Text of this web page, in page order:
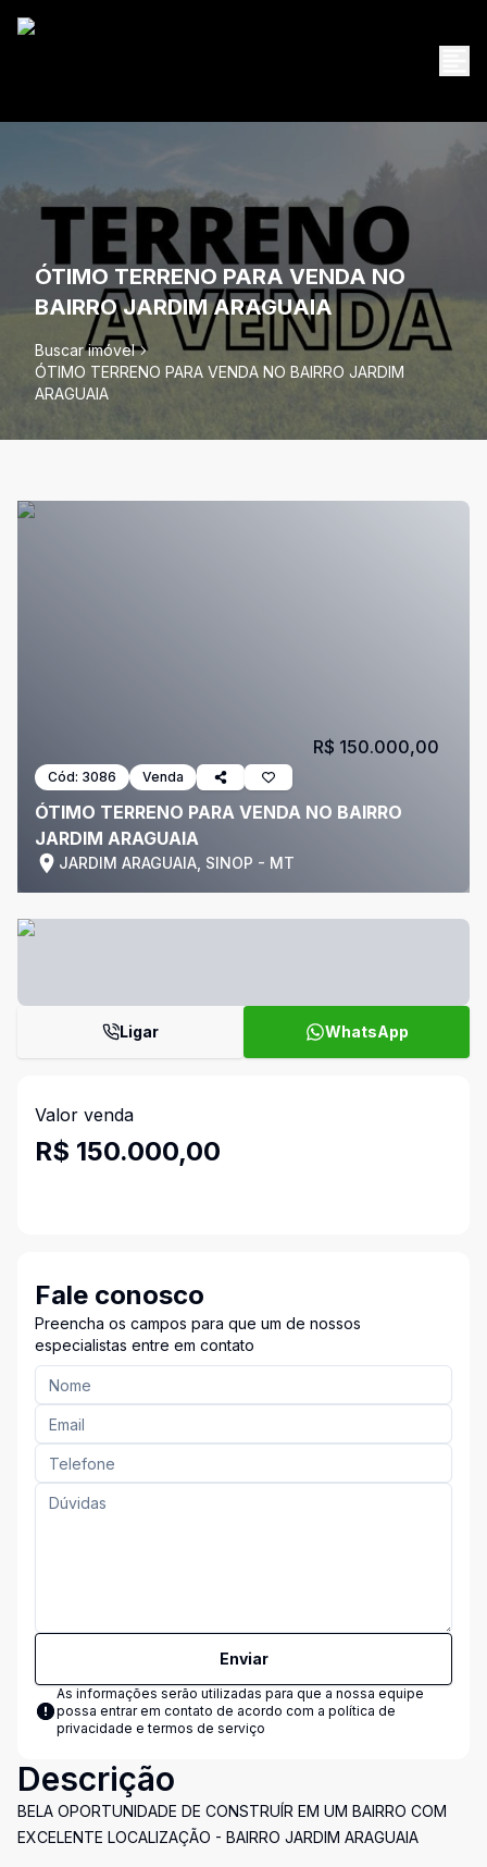
ÓTIMO TERRENO PARA VENDA NO
BAIRRO JARDIM ARAGUAIA
Buscar imóvel
ÓTIMO TERRENO PARA VENDA NO BAIRRO JARDIM
ARAGUAIA
Cód: 3086 Venda
ÓTIMO TERRENO PARA VENDA NO BAIRRO
JARDIM ARAGUAIA
JARDIM ARAGUAIA, SINOP - MT
R$ 150.000,00
Ligar WhatsApp
Valor venda
R$ 150.000,00
Fale conosco
Preencha os campos para que um de nossos
especialistas entre em contato
Enviar
As informações serão utilizadas para que a nossa equipe
possa entrar em contato de acordo com a política de
privacidade e termos de serviço
Descrição
BELA OPORTUNIDADE DE CONSTRUÍR EM UM BAIRRO COM
EXCELENTE LOCALIZAÇÃO - BAIRRO JARDIM ARAGUAIA